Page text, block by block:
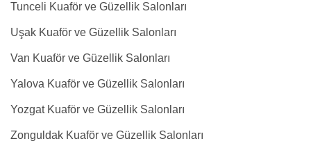
Tunceli Kuaför ve Güzellik Salonları
Uşak Kuaför ve Güzellik Salonları
Van Kuaför ve Güzellik Salonları
Yalova Kuaför ve Güzellik Salonları
Yozgat Kuaför ve Güzellik Salonları
Zonguldak Kuaför ve Güzellik Salonları